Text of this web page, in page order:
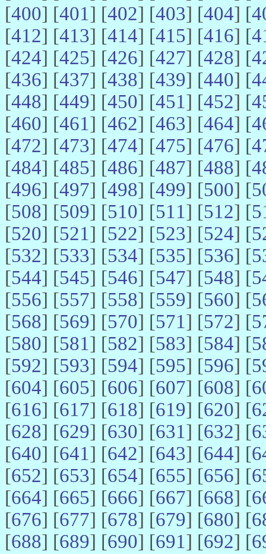
[400] [401] [402] [403] [404] [
[412] [413] [414] [415] [416] [
[424] [425] [426] [427] [428] [
[436] [437] [438] [439] [440] [
[448] [449] [450] [451] [452] [
[460] [461] [462] [463] [464] [
[472] [473] [474] [475] [476] [
[484] [485] [486] [487] [488] [
[496] [497] [498] [499] [500] [
[508] [509] [510] [511] [512] [
[520] [521] [522] [523] [524] [
[532] [533] [534] [535] [536] [
[544] [545] [546] [547] [548] [
[556] [557] [558] [559] [560] [
[568] [569] [570] [571] [572] [
[580] [581] [582] [583] [584] [
[592] [593] [594] [595] [596] [
[604] [605] [606] [607] [608] [
[616] [617] [618] [619] [620] [
[628] [629] [630] [631] [632] [
[640] [641] [642] [643] [644] [
[652] [653] [654] [655] [656] [
[664] [665] [666] [667] [668] [
[676] [677] [678] [679] [680] [
[688] [689] [690] [691] [692] [